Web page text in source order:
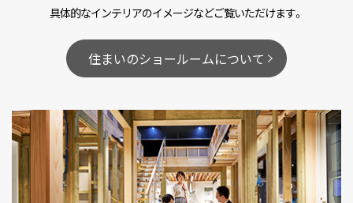
具体的なインテリアのイメージなどご覧いただけます。
住まいのショールームについて